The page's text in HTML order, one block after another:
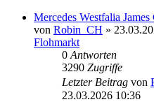
Mercedes Westfalia
von Robin_CH »
Flohmarkt
0 Antworten
3290 Zugriffe
Letzter Beitrag von
23.03.2026 10:36